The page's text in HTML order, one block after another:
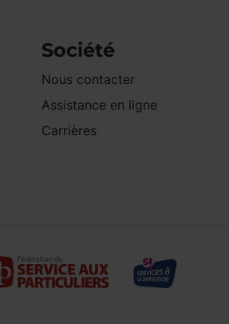
Société
Nous contacter
Assistance en ligne
Carrières